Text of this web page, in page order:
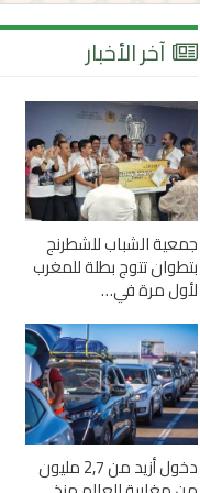
آخر الأخبار
جمعية الشباب للشطرنج
بتطوان تتوج بطلة للمغرب
لأول مرة في…
دخول أزيد من 2,7 مليون